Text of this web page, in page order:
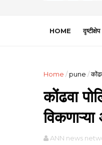
HOME दृष्टीक्षेप
Home / pune /
कोंढवा
ANN news